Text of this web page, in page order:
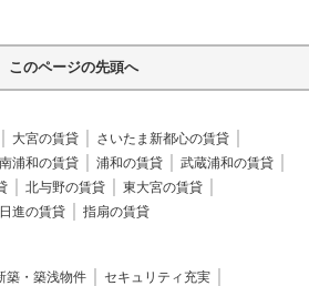
このページの先頭へ
大宮の賃貸
さいたま新都心の賃貸
南浦和の賃貸 浦和の賃貸
武蔵浦和の賃貸
北与野の賃貸
東大宮の賃貸
日進の賃貸 指扇の賃貸
築・築浅物件
セキュリティ充実